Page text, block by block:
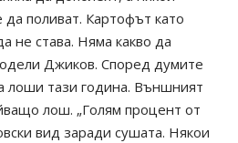
поливат. Картофът като
не става. Няма какво да
Джиков. Според думите
лоши тази година. Външният
лош. „Голям процент от
вид заради сушата. Някои